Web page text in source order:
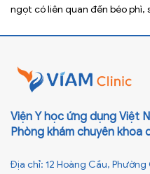
ngọt có liên quan đến béo phì,
Viện Y học ứng dụng Việt
Phòng khám chuyên khoa
Địa chỉ: 12 Hoàng Cầu,